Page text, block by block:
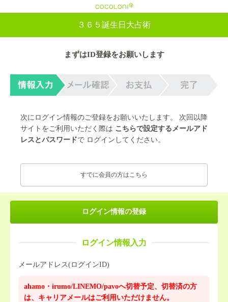
３６５誕生日大占術
まずはID登録をお願いします
次にログイン情報のご登録をお願いいたします。 次回以降
サイトをご利用いただく際は こちらで設定するメールアド
レスとパスワードで ログインしてください。
すでに会員の方はこちら
ログイン情報の登録
ログイン情報入力
メールアドレス(ログインID)
ahamo・irumo/LINEMO/pavoへ切替予定、切替済の方
は、キャリアメールはご利用いただけません。